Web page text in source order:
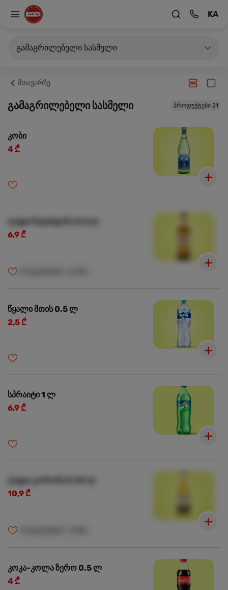
KA
გამაგრილებელი სასმელი
მთავარზე
გამაგრილებელი სასმელი პროდუქტები 21
კობი
4 ₾
ლუდი ნატახტარი 0.5 ლ
6,9 ₾
წყალი მთის 0.5 ლ
2,5 ₾
სპრაიტი 1 ლ
6,9 ₾
ლუდი კორონა 0.33 ლ
10,9 ₾
კოკა-კოლა ზერო 0.5 ლ
4 ₾